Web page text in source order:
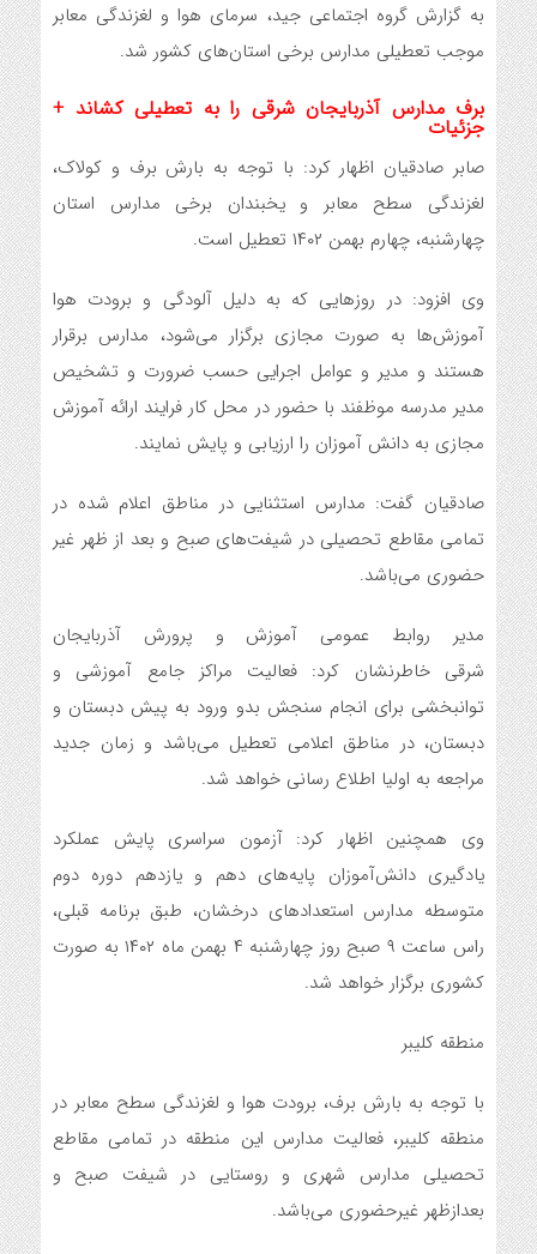
به گزارش گروه اجتماعی جید، سرمای هوا و لغزندگی معابر
موجب تعطیلی مدارس برخی استان‌های کشور شد.
برف مدارس آذربایجان شرقی را به تعطیلی کشاند +
جزئیات
صابر صادقیان اظهار کرد: با توجه به بارش برف و کولاک،
لغزندگی سطح معابر و یخبندان برخی مدارس استان
چهارشنبه، چهارم بهمن ۱۴۰۲ تعطیل است.
وی افزود: در روزهایی که به دلیل آلودگی و برودت هوا
آموزش‌ها به صورت مجازی برگزار می‌شود، مدارس برقرار
هستند و مدیر و عوامل اجرایی حسب ضرورت و تشخیص
مدیر مدرسه موظفند با حضور در محل کار فرایند ارائه آموزش
مجازی به دانش آموزان را ارزیابی و پایش نمایند.
صادقیان گفت: مدارس استثنایی در مناطق اعلام شده در
تمامی مقاطع تحصیلی در شیفت‌های صبح و بعد از ظهر غیر
حضوری می‌باشد.
مدیر روابط عمومی آموزش و پرورش آذربایجان
شرقی خاطرنشان کرد: فعالیت مراکز جامع آموزشی و
توانبخشی برای انجام سنجش بدو ورود به پیش دبستان و
دبستان، در مناطق اعلامی تعطیل می‌باشد و زمان جدید
مراجعه به اولیا اطلاع رسانی خواهد شد.
وی همچنین اظهار کرد: آزمون سراسری پایش عملکرد
یادگیری دانش‌آموزان پایه‌های دهم و یازدهم دوره دوم
متوسطه مدارس استعدادهای درخشان، طبق برنامه قبلی،
راس ساعت ۹ صبح روز چهارشنبه ۴ بهمن ماه ۱۴۰۲ به صورت
کشوری برگزار خواهد شد.
منطقه کلیبر
با توجه به بارش برف، برودت هوا و لغزندگی سطح معابر در
منطقه کلیبر، فعالیت مدارس این منطقه در تمامی مقاطع
تحصیلی مدارس شهری و روستایی در شیفت صبح و
بعدازظهر غیرحضوری می‌باشد.